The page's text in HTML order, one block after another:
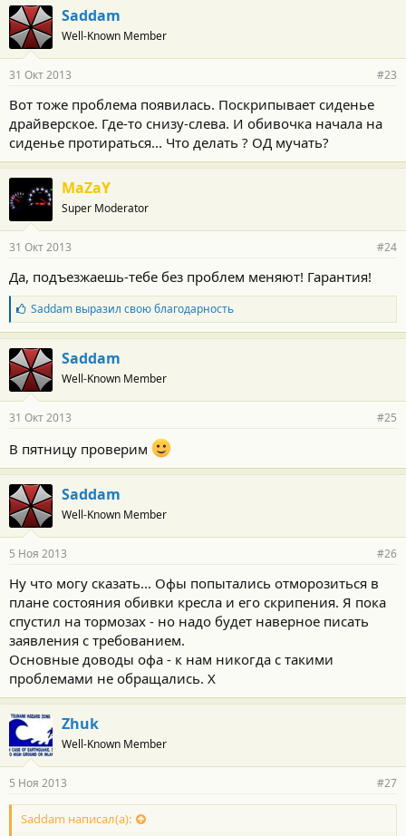
Saddam
Well-Known Member
31 Окт 2013 #23
Вот тоже проблема появилась. Поскрипывает сиденье
драйверское. Где-то снизу-слева. И обивочка начала на
сиденье протираться... Что делать ? ОД мучать?
MaZaY
Super Moderator
31 Окт 2013 #24
Да, подъезжаешь-тебе без проблем меняют! Гарантия!
Б
л
а
г
о
д
а
н
с
т
и
:
Saddamвыразил свою благодарность
Saddam
Well-Known Member
31 Окт 2013 #25
В пятницу проверим
Saddam
Well-Known Member
5 Ноя 2013 #26
Ну что могу сказать... Офы попытались отморозиться в
плане состояния обивки кресла и его скрипения. Я пока
спустил на тормозах - но надо будет наверное писать
заявления с требованием.
Основные доводы офа - к нам никогда с такими
проблемами не обращались. Х
Zhuk
Well-Known Member
5 Ноя 2013 #27
Saddam написал(а):